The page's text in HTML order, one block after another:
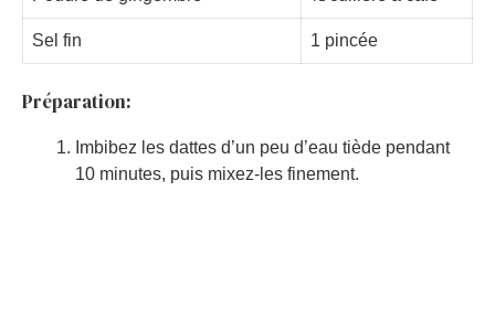
Sel fin 1 pincée
Préparation:
Imbibez les dattes d’un peu d’eau tiède pendant
10 minutes, puis mixez-les finement.